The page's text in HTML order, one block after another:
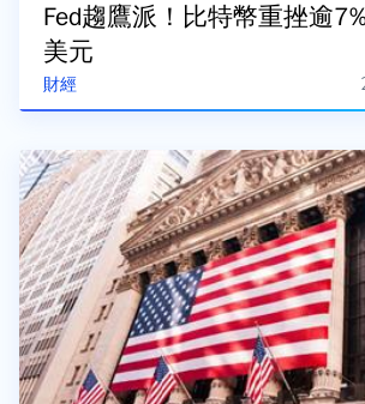
財經
Fed趨鷹派！比特幣重挫逾
美元